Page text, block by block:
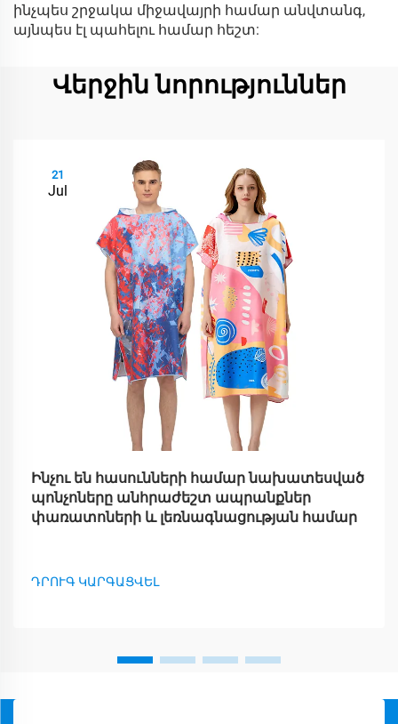
ինչպես շրջակա միջավայրի համար անվտանգ,
այնպես էլ պահելու համար հեշտ:
Վերջին նորություններ
21
Jul
Ինչու են հասունների համար նախատեսված
պոնչոները անհրաժեշտ ապրանքներ
փառատոների և լեռնագնացության համար
ԴՐՈՒԳ ԿԱՐԳԱՑՎԵԼ